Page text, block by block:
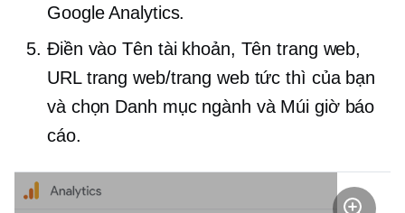
Google Analytics.
Điền vào Tên tài khoản, Tên trang web,
URL trang web/trang web tức thì của bạn
và chọn Danh mục ngành và Múi giờ báo
cáo.